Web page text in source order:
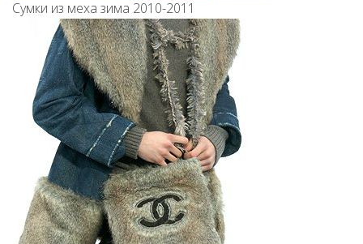
Сумки из меха зима 2010-2011